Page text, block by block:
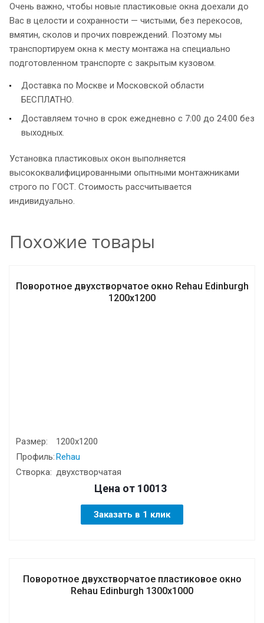
Очень важно, чтобы новые пластиковые окна доехали до
Вас в целости и сохранности — чистыми, без перекосов,
вмятин, сколов и прочих повреждений. Поэтому мы
транспортируем окна к месту монтажа на специально
подготовленном транспорте с закрытым кузовом.
Доставка по Москве и Московской области
БЕСПЛАТНО.
Доставляем точно в срок ежедневно с 7:00 до 24:00 без
выходных.
Установка пластиковых окон выполняется
высококвалифицированными опытными монтажниками
строго по ГОСТ. Стоимость рассчитывается
индивидуально.
Похожие товары
Поворотное двухстворчатое окно Rehаu Edinburgh
1200х1200
Размер:
1200х1200
Профиль:Rehau
Створка: двухстворчатая
Цена от 10013
Заказать в 1 клик
Поворотное двухстворчатое пластиковое окно
Rehаu Edinburgh 1300х1000